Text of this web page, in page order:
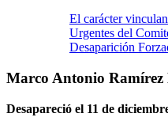
El carácter
Urgentes del
Desaparición
Marco Antonio Ramírez
Desapareció el 11 de